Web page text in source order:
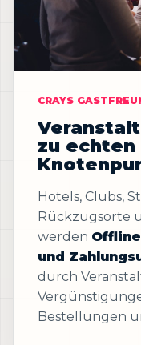
CRAYS
zu echten
Hotels, Clubs,
Rückzugsorte
werden
und
durch
Bestellungen